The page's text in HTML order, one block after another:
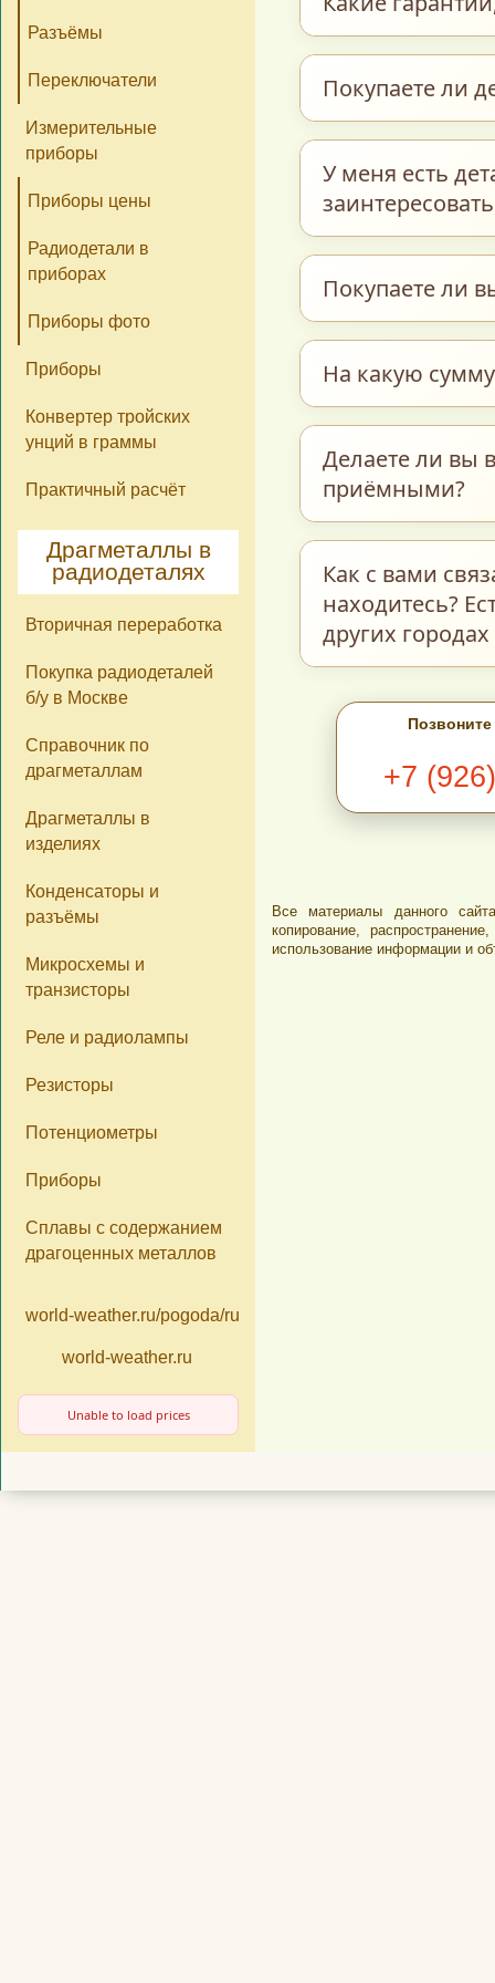
час в регионе
день.
подтверждает
бы мы
Если Вы с нами
можете
как мы работаем,
процессом
Покупаете ли
Сначала
нам, Вы продаёте
Оборудование в
случае
У меня есть
Покупаете ли
аффинажа,
обратитесь в
На какую
ограничений по
стоимости самих
Делаете ли вы
приёмными?
ненадлежащего
прочего
Как с вами
находитесь?
других
В разделе
Ватсап, Вайбер,
обратной связи
Мы находимся в
имеем
+7
Все материалы данного
копирование,
использование информации и
Разъёмы
Переключатели
Измерительные
приборы
Приборы цены
Радиодетали в
приборах
Приборы фото
Приборы
Конвертер тройских
унций в граммы
Практичный расчёт
Драгметаллы в
радиодеталях
Вторичная переработка
Покупка радиодеталей
б/у в Москве
Справочник по
драгметаллам
Драгметаллы в
изделиях
Конденсаторы и
разъёмы
Микросхемы и
транзисторы
Реле и радиолампы
Резисторы
Потенциометры
Приборы
Сплавы с содержанием
драгоценных металлов
world-weather.ru/pogoda/russia/moscow/14days/
world-weather.ru
Unable to load prices